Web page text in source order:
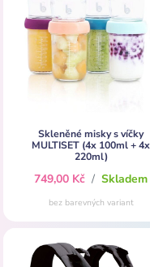
Skleněné misky s víčky
MULTISET (4x 100ml + 4x
220ml)
749,00 Kč / Skladem
bez barevných variant